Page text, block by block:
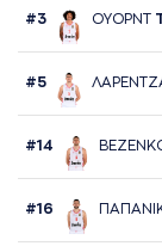
#3 ΟΥΟΡΝΤ
#5
#14
#16